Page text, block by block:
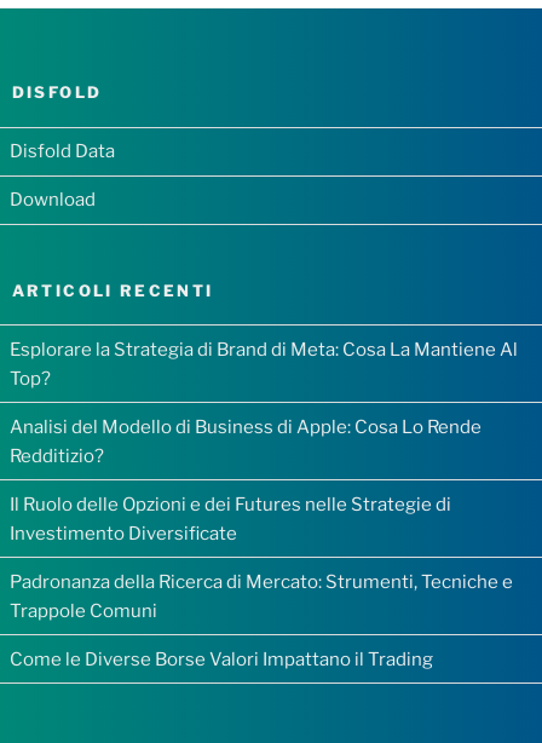
DISFOLD
Disfold Data
Download
ARTICOLI RECENTI
Esplorare la Strategia di Brand di Meta: Cosa La Mantiene Al
Top?
Analisi del Modello di Business di Apple: Cosa Lo Rende
Redditizio?
Il Ruolo delle Opzioni e dei Futures nelle Strategie di
Investimento Diversificate
Padronanza della Ricerca di Mercato: Strumenti, Tecniche e
Trappole Comuni
Come le Diverse Borse Valori Impattano il Trading